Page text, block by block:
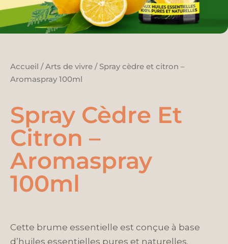
Accueil /Arts de vivre / Spray cèdre et citron –
Aromaspray 100ml
Spray Cèdre Et
Citron –
Aromaspray
100ml
Cette brume essentielle est conçue à base
d’huiles essentielles pures et naturelles.